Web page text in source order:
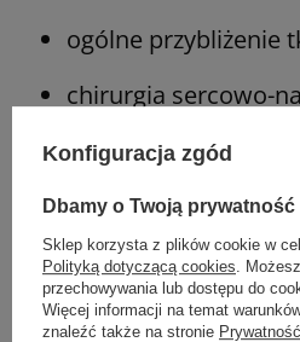
ogólne przybliżenie
chirurgia sercowo-
neurochirurgia
chirurgia okulistyczna
Uwaga:Nici JOST Silk nie
włókna białkowe
Konfiguracja zgód
Dbamy o Twoją prywatność
Sklep korzysta z plików cookie w
Polityką dotyczącą cookies .
przechowywania lub dostępu do
Więcej informacji na temat
znaleźć także na stronie